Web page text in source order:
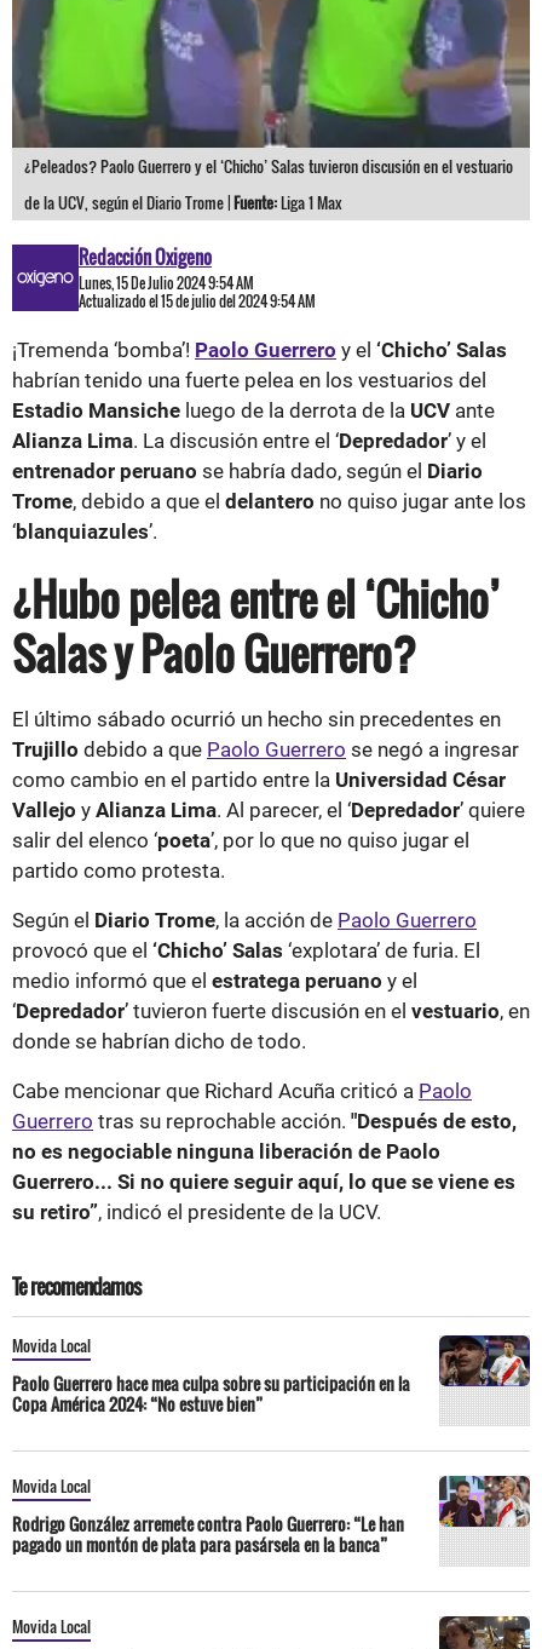
¿Peleados? Paolo Guerrero y el ‘Chicho’ Salas tuvieron discusión en el vestuario
de la UCV, según el Diario Trome |Fuente:Liga 1 Max
Redacción Oxigeno
Lunes, 15 De Julio 2024 9:54 AM
Actualizado el 15 de julio del 2024 9:54 AM
¡Tremenda ‘bomba’! Paolo Guerrero y el ‘Chicho’ Salas
habrían tenido una fuerte pelea en los vestuarios del
Estadio Mansiche luego de la derrota de la UCV ante
Alianza Lima. La discusión entre el ‘Depredador’ y el
entrenador peruano se habría dado, según el Diario
Trome, debido a que el delantero no quiso jugar ante los
‘blanquiazules’.
¿Hubo pelea entre el ‘Chicho’
Salas y Paolo Guerrero?
El último sábado ocurrió un hecho sin precedentes en
Trujillo debido a que Paolo Guerrero se negó a ingresar
como cambio en el partido entre la Universidad César
Vallejo y Alianza Lima. Al parecer, el ‘Depredador’ quiere
salir del elenco ‘poeta’, por lo que no quiso jugar el
partido como protesta.
Según el Diario Trome, la acción de Paolo Guerrero
provocó que el ‘Chicho’ Salas ‘explotara’ de furia. El
medio informó que el estratega peruano y el
‘Depredador’ tuvieron fuerte discusión en el vestuario, en
donde se habrían dicho de todo.
Cabe mencionar que Richard Acuña criticó a Paolo
Guerrero tras su reprochable acción. "Después de esto,
no es negociable ninguna liberación de Paolo
Guerrero... Si no quiere seguir aquí, lo que se viene es
su retiro”, indicó el presidente de la UCV.
Te recomendamos
Movida Local
Paolo Guerrero hace mea culpa sobre su participación en la
Copa América 2024: “No estuve bien”
Movida Local
Rodrigo González arremete contra Paolo Guerrero: “Le han
pagado un montón de plata para pasársela en la banca”
Movida Local